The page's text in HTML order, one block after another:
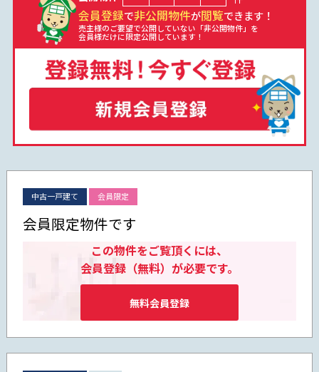
会員登録で非公開物件が閲覧できます！
売主様のご要望で公開していない「非公開物件」を
会員様だけに限定公開しています！
中古一戸建て 会員限定
会員限定物件です
この物件をご覧頂くには、
会員登録（無料）が必要です。
無料会員登録